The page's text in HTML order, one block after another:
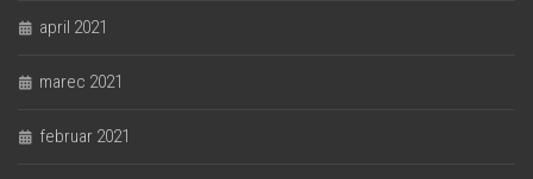
april 2021
marec 2021
februar 2021